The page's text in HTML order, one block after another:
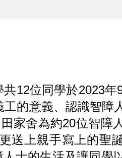
12位同學於2023年
的意義、認識智障
家舍為約20位智障
送上親手寫上的聖